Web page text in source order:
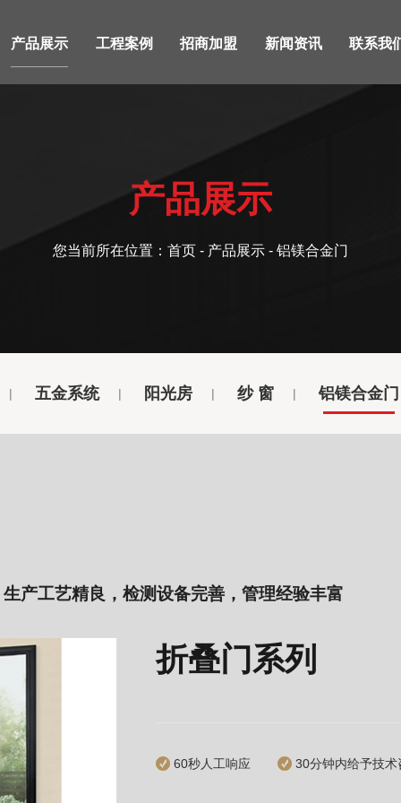
产品展示 工程案例 招商加盟 新闻资讯 联系我
产品展示
您当前所在位置： 首页 - 产品展示 - 铝镁合金门
五金系统 阳光房 纱 窗 铝镁合金门
产工艺精良，检测设备完善，管理经验丰富
折叠门系列
60秒人工响应 30分钟内给予技术